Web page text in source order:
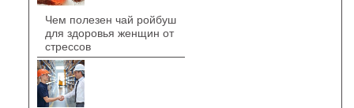
Чем полезен чай ройбуш
для здоровья женщин от
стрессов